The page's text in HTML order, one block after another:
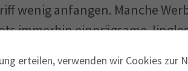
erteilen, verwenden wir Cookies zur
wenig anfangen. Manche
immerhin einprägsame
Beispiele sind das 5-